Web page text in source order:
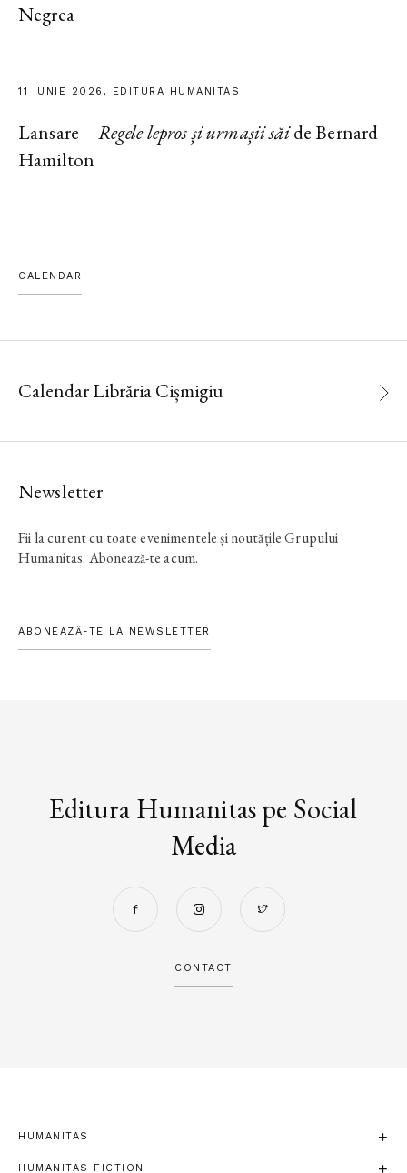
Negrea
11 IUNIE 2026, EDITURA HUMANITAS
Lansare – Regele lepros și urmașii săide Bernard
Hamilton
CALENDAR
Calendar Librăria Cișmigiu
Newsletter
Fii la curent cu toate evenimentele și noutățile Grupului
Humanitas. Abonează-te acum.
ABONEAZĂ-TE LA NEWSLETTER
Editura Humanitas pe Social
Media
CONTACT
HUMANITAS
HUMANITAS FICTION